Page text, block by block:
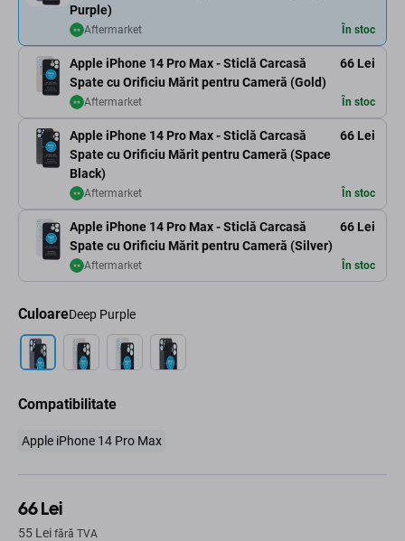
Apple iPhone 14 Pro Max - Sticlă Carcasă
Spate cu Orificiu Mărit pentru Cameră (Gold)
66 Lei
Aftermarket În stoc
Purple)
Aftermarket În stoc
Apple iPhone 14 Pro Max - Sticlă Carcasă
Spate cu Orificiu Mărit pentru Cameră (Space
Black)
66 Lei
Aftermarket În stoc
Apple iPhone 14 Pro Max - Sticlă Carcasă
Spate cu Orificiu Mărit pentru Cameră (Silver)
66 Lei
Aftermarket În stoc
CuloareDeep Purple
Compatibilitate
Apple iPhone 14 Pro Max
66 Lei
55 Lei fără TVA